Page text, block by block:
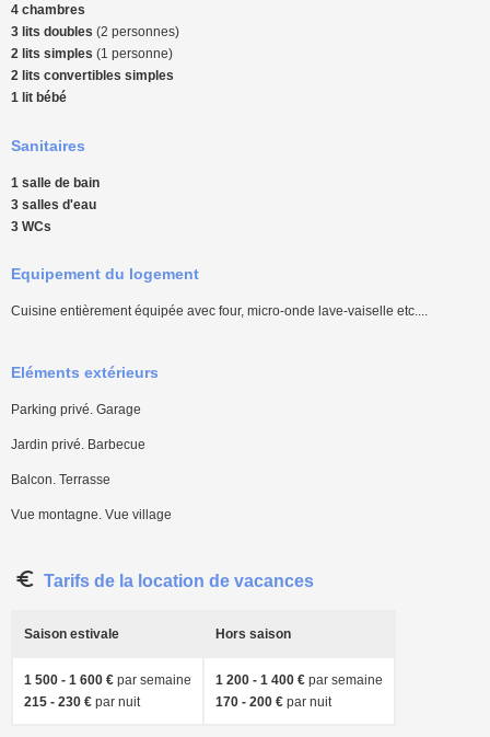
4 chambres
3 lits doubles (2 personnes)
2 lits simples (1 personne)
2 lits convertibles simples
1 lit bébé
Sanitaires
1 salle de bain
3 salles d'eau
3 WCs
Equipement du logement
Cuisine entièrement équipée avec four, micro-onde lave-vaiselle etc....
Eléments extérieurs
Parking privé. Garage
Jardin privé. Barbecue
Balcon. Terrasse
Vue montagne. Vue village
Tarifs de la location de vacances
Saison estivale Hors saison
1 500 - 1 600 € par semaine
215 - 230 € par nuit
1 200 - 1 400 € par semaine
170 - 200 € par nuit